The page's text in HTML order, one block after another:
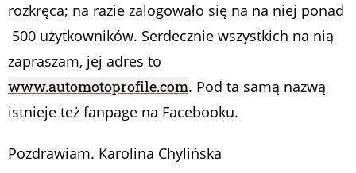
rozkręca; na razie zalogowało się na na niej ponad
500 użytkowników. Serdecznie wszystkich na nią
zapraszam, jej adres to
www.automotoprofile.com. Pod ta samą nazwą
istnieje też fanpage na Facebooku.
Pozdrawiam. Karolina Chylińska